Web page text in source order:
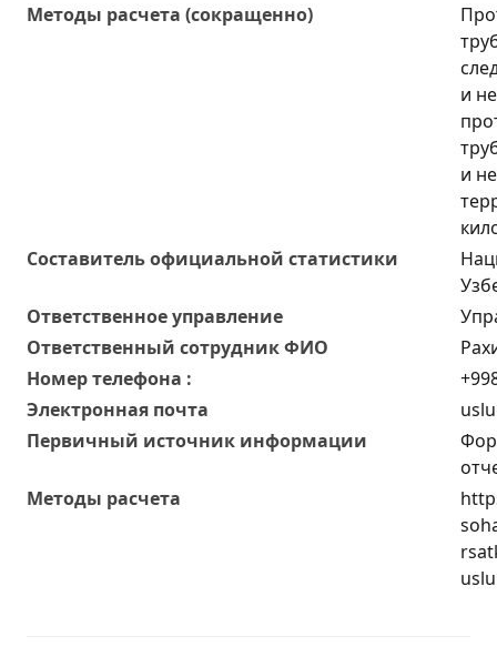
Методы расчета (сокращенно)
и
и
Составитель официальной статистики
Ответственное управление
Oтветственный сотрудник ФИО
Номер телефона :
Электронная почта
Первичный источник информации
Методы расчета